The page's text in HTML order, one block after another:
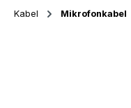
Kabel Mikrofonkabel